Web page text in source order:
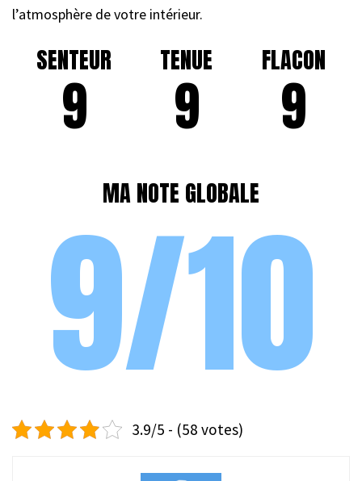
l’atmosphère de votre intérieur.
SENTEUR
9
TENUE
9
FLACON
9
MA NOTE GLOBALE
9/10
3.9/5 - (58 votes)